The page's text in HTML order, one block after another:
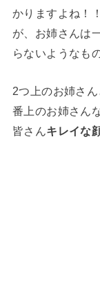
かりますよね！
が、お姉さんは
らないようなも
2つ上のお姉さ
番上のお姉さん
皆さんキレイな